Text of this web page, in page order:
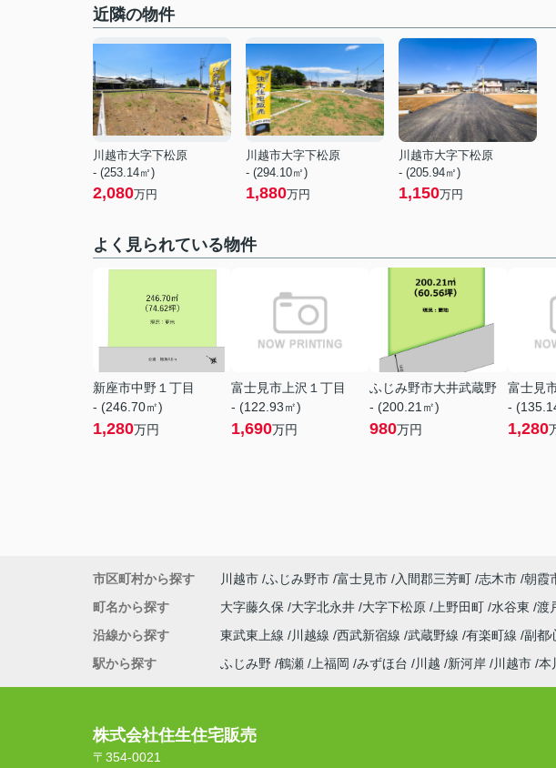
近隣の物件
川越市大字下松原
- (253.14㎡)
2,080万円
川越市大字下松原
- (294.10㎡)
1,880万円
川越市大字下松原
- (205.94㎡)
1,150万円
よく見られている物件
新座市中野１丁目
- (246.70㎡)
1,280万円
富士見市上沢１丁目
- (122.93㎡)
1,690万円
ふじみ野市大井武蔵野
- (200.21㎡)
980万円
富士見
-
1,280
市区町村から探す 川越市 ふじみ野市 富士見市 入間郡三芳町 志木市 朝霞
町名から探す
大字藤久保 大字北永井 大字下松原 上野田町 水谷東 渡
沿線から探す
東武東上線 川越線 西武新宿線 武蔵野線 有楽町線 副都
駅から探す
ふじみ野 鶴瀬 上福岡 みずほ台 川越 新河岸 川越市 本
株式会社住生住宅販売
〒354-0021